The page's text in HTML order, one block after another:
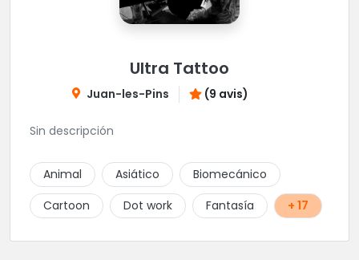
Ultra Tattoo
Juan-les-Pins (9 avis)
Sin descripción
Animal Asiático
Biomecánico
Cartoon
Dot work Fantasía + 17